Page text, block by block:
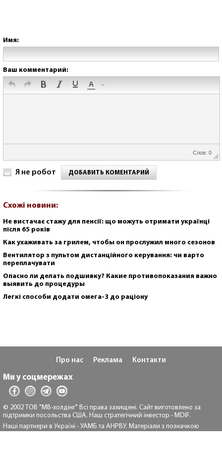
Имя:
Ваш комментарий:
Слов: 0
Я не робот ДОБАВИТЬ КОМЕНТАРИЙ
Схожі новини:
Не вистачає стажу для пенсії: що можуть отримати українці
після 65 років
Как ухаживать за грилем, чтобы он прослужил много сезонов
Вентилятор з пультом дистанційного керування: чи варто
переплачувати
Опасно ли делать подшивку? Какие противопоказания важно
выявить до процедуры
Легкі способи додати омега-3 до раціону
Про нас Реклама Контакти
Ми у соцмережах
© 2002 ТОВ "МВ-холдінг" Всі права захищені. Сайт виготовлено за
підтримки посольства США. Наш стратегічний інвестор - MDIF.
Наші партнери в Україні - УАМБ та АНРВУ. Матеріали з позначкою